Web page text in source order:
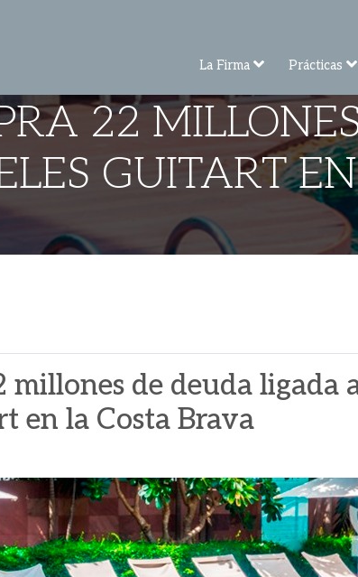
La Firma Prácticas
22
GUITART
de deuda ligada
en la Costa Brava